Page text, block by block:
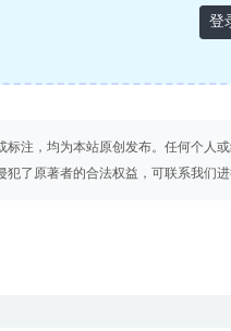
登
标注，均为本站原创发布。任何个人
了原著者的合法权益，可联系我们进